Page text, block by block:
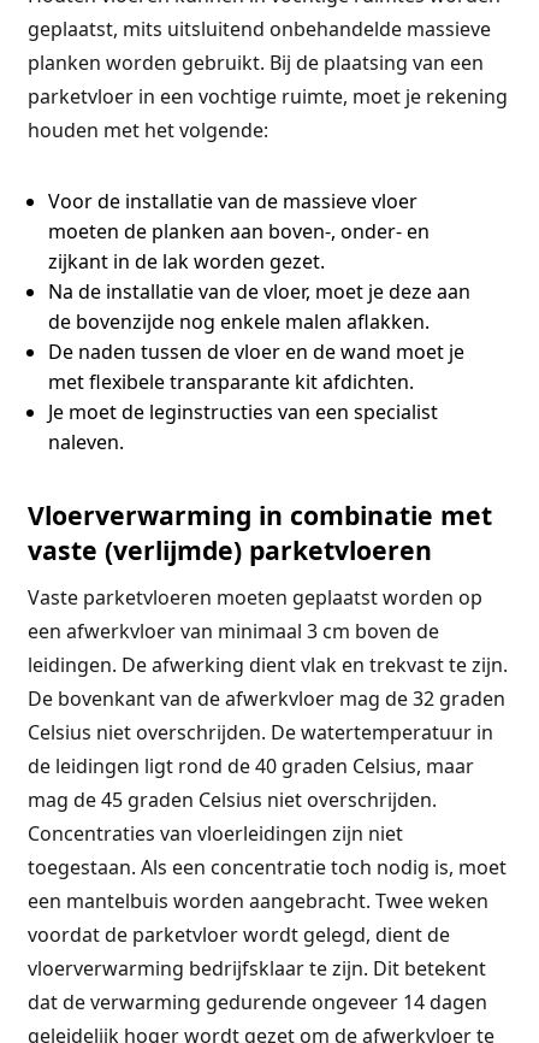
geplaatst, mits uitsluitend onbehandelde massieve
planken worden gebruikt. Bij de plaatsing van een
parketvloer in een vochtige ruimte, moet je rekening
houden met het volgende:
Voor de installatie van de massieve vloer
moeten de planken aan boven-, onder- en
zijkant in de lak worden gezet.
Na de installatie van de vloer, moet je deze aan
de bovenzijde nog enkele malen aflakken.
De naden tussen de vloer en de wand moet je
met flexibele transparante kit afdichten.
Je moet de leginstructies van een specialist
naleven.
Vloerverwarming in combinatie met
vaste (verlijmde) parketvloeren
Vaste parketvloeren moeten geplaatst worden op
een afwerkvloer van minimaal 3 cm boven de
leidingen. De afwerking dient vlak en trekvast te zijn.
De bovenkant van de afwerkvloer mag de 32 graden
Celsius niet overschrijden. De watertemperatuur in
de leidingen ligt rond de 40 graden Celsius, maar
mag de 45 graden Celsius niet overschrijden.
Concentraties van vloerleidingen zijn niet
toegestaan. Als een concentratie toch nodig is, moet
een mantelbuis worden aangebracht. Twee weken
voordat de parketvloer wordt gelegd, dient de
vloerverwarming bedrijfsklaar te zijn. Dit betekent
dat de verwarming gedurende ongeveer 14 dagen
geleidelijk hoger wordt gezet om de afwerkvloer te